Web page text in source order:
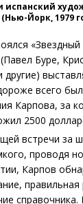
испанский
(Нью-Йорк, 1979
Буре,
всего
Карпова, за
2500
встречи за
проводя
Карпов